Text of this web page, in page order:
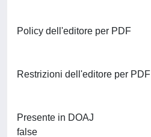
Policy dell'editore per PDF
Restrizioni dell'editore per PDF
Presente in DOAJ